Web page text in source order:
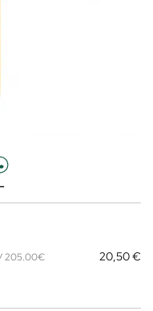
205.00€ 20,50 €